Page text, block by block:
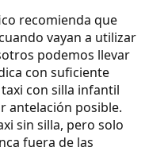
recomienda que
vayan a utilizar
podemos llevar
con suficiente
con silla infantil
antelación posible.
sin silla, pero solo
fuera de las